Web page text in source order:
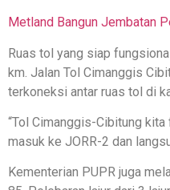
Metland Bangun Jembatan
Ruas tol yang siap
km. Jalan Tol Cimanggis
terkoneksi antar ruas tol di
“Tol Cimanggis-Cibitung
masuk ke JORR-2 dan
Kementerian PUPR juga